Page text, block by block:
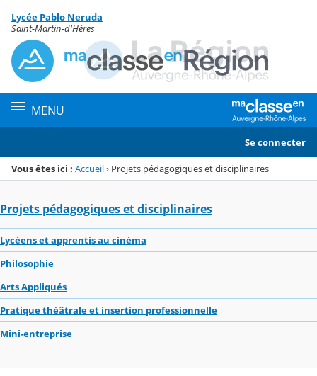
Menu de la rubrique
Contenu
Lycée Pablo Neruda
Saint-Martin-d'Hères
MENU
Se connecter
Vous êtes ici : Accueil› Projets pédagogiques et disciplinaires
Projets pédagogiques et disciplinaires
Lycéens et apprentis au cinéma
Philosophie
Arts Appliqués
Pratique théâtrale et insertion professionnelle
Mini-entreprise